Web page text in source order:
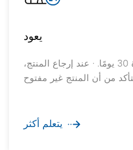
يعود
يتم قبول سياسة الإرجاع لمدة 30 يومًا. · عند إرجاع المنتج،
يتعلم أكثر